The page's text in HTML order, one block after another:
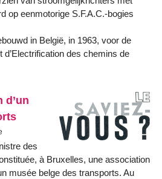
op eenmotorige S.F.A.C.-bogies
in België, in 1963, voor de
d’Electrification des chemins de
d’un
des
à Bruxelles, une association
musée belge des transports. Au